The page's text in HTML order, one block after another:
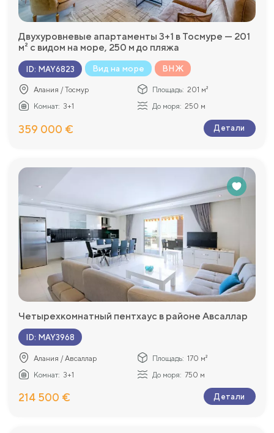
Двухуровневые апартаменты 3+1 в Тосмуре — 201
м² с видом на море, 250 м до пляжа
ID: MAY6823 Вид на море ВНЖ
Алания / Тосмур Площадь: 201 м²
Комнат: 3+1 До моря: 250 м
359 000 € Детали
Четырехкомнатный пентхаус в районе Авсаллар
ID: MAY3968
Алания / Авсаллар Площадь: 170 м²
Комнат: 3+1 До моря: 750 м
214 500 € Детали